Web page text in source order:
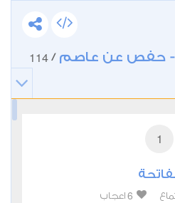
- حفص عن عاصم /
114
1
6 اعجاب